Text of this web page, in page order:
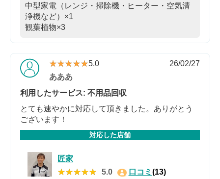
中型家電（レンジ・掃除機・ヒーター・空気清
浄機など）×1
観葉植物×3
★★★★★
★★★★★5.0
26/02/27
あああ
利用したサービス: 不用品回収
とても速やかに対応して頂きました。ありがとう
ございます！
対応した店舗
匠家
★★★★★
★★★★★ 5.0 口コミ (13)